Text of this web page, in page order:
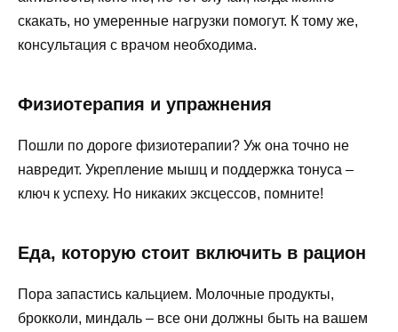
скакать, но умеренные нагрузки помогут. К тому же,
консультация с врачом необходима.
Физиотерапия и упражнения
Пошли по дороге физиотерапии? Уж она точно не
навредит. Укрепление мышц и поддержка тонуса –
ключ к успеху. Но никаких эксцессов, помните!
Еда, которую стоит включить в рацион
Пора запастись кальцием. Молочные продукты,
брокколи, миндаль – все они должны быть на вашем